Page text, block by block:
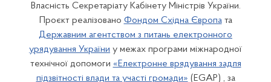
Власність Секретаріату Кабінету Міністрів України.
Проєкт реалізовано Фондом Східна Європата
Державним агентством з питань електронного
урядування України у межах програми міжнародної
технічної допомоги «Електронне врядування задля
підзвітності влади та участі громади» (EGAP) , за